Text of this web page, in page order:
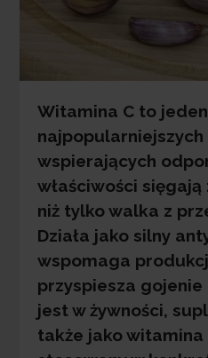
Witamina C to
najpopularniejszych
wspierających
właściwości
niż tylko walka z
Działa jako silny
wspomaga
przyspiesza gojenie
jest w żywności,
także jako witamina